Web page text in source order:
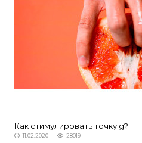
Как стимулировать точку g?
11.02.2020 28019